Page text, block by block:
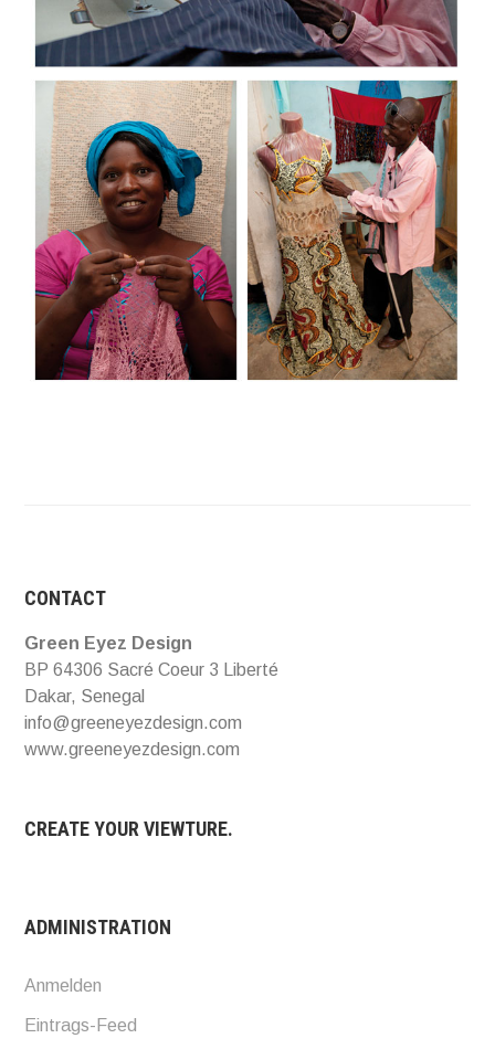
CONTACT
Green Eyez Design
BP 64306 Sacré Coeur 3 Liberté
Dakar, Senegal
info@greeneyezdesign.com
www.greeneyezdesign.com
CREATE YOUR VIEWTURE.
ADMINISTRATION
Anmelden
Eintrags-Feed